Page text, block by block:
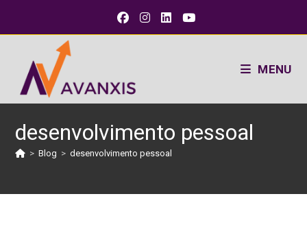
MENU
desenvolvimento pessoal
> Blog > desenvolvimento pessoal